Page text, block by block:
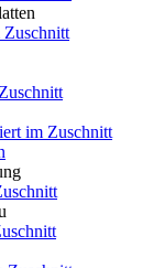
im Zuschnitt